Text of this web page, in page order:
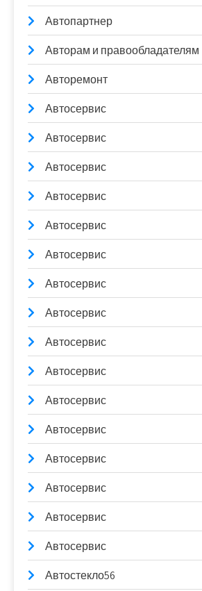
Автопартнер
Авторам и правообладателям
Авторемонт
Автосервис
Автосервис
Автосервис
Автосервис
Автосервис
Автосервис
Автосервис
Автосервис
Автосервис
Автосервис
Автосервис
Автосервис
Автосервис
Автосервис
Автосервис
Автосервис
Автостекло56